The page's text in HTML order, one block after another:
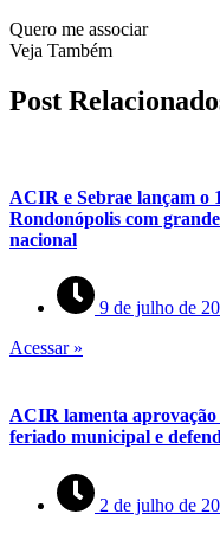
Quero me associar
Veja Também
Post
ACIR e Sebrae lançam o
Rondonópolis com
nacional
9 de julho de
Acessar »
ACIR lamenta aprovação
feriado municipal e
2 de julho de